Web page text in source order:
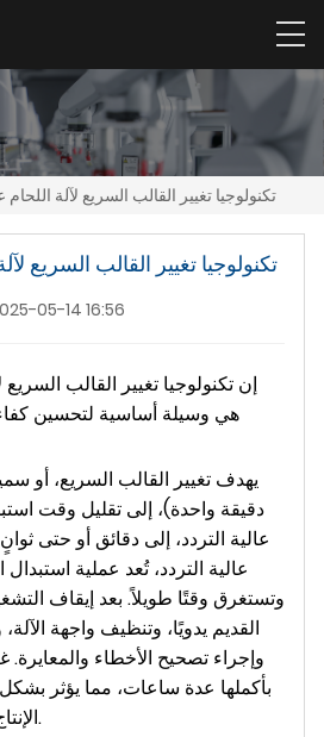
تكنولوجيا تغيير القالب السريع لآلة اللحام
تكنولوجيا تغيير القالب السريع
05-14 16:56
إن تكنولوجيا تغيير القالب السريع
هي وسيلة أساسية لتحسين
يهدف تغيير القالب السريع، أو
دقيقة واحدة)، إلى تقليل وقت
عالية التردد، إلى دقائق أو حتى
عالية التردد، تُعد عملية
وتستغرق وقتًا طويلاً. بعد إيقاف
القديم يدويًا، وتنظيف واجهة
وإجراء تصحيح الأخطاء والمعايرة.
بأكملها عدة ساعات، مما يؤثر
الإنتاج ومعدل استخدام الآلة.